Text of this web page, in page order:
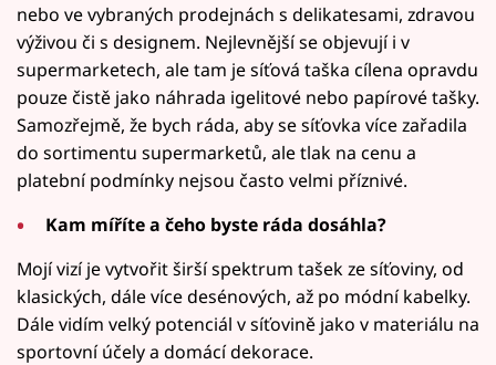
nebo ve vybraných prodejnách s delikatesami, zdravou
výživou či s designem. Nejlevnější se objevují i v
supermarketech, ale tam je síťová taška cílena opravdu
pouze čistě jako náhrada igelitové nebo papírové tašky.
Samozřejmě, že bych ráda, aby se síťovka více zařadila
do sortimentu supermarketů, ale tlak na cenu a
platební podmínky nejsou často velmi příznivé.
Kam míříte a čeho byste ráda dosáhla?
Mojí vizí je vytvořit širší spektrum tašek ze síťoviny, od
klasických, dále více desénových, až po módní kabelky.
Dále vidím velký potenciál v síťovině jako v materiálu na
sportovní účely a domácí dekorace.